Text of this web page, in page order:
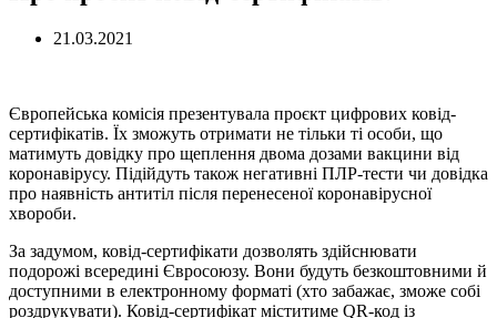
21.03.2021
Європейська комісія презентувала проєкт цифрових ковід-
сертифікатів. Їх зможуть отримати не тільки ті особи, що
матимуть довідку про щеплення двома дозами вакцини від
коронавірусу. Підійдуть також негативні ПЛР-тести чи довідка
про наявність антитіл після перенесеної коронавірусної
хвороби.
За задумом, ковід-серти­фікати дозволять здійсню­вати
подорожі всередині Євросоюзу. Вони будуть безко­штовними й
доступними в елек­тронному форматі (хто забажає, зможе собі
роздрукувати). Ко­від-сертифікат міститиме QR-код із